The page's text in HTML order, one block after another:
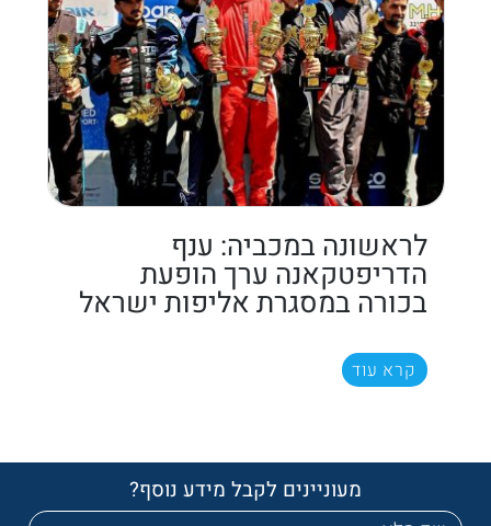
לראשונה במכביה: ענף
הדריפטקאנה ערך הופעת
בכורה במסגרת אליפות ישראל
קרא עוד
מעוניינים לקבל מידע נוסף?